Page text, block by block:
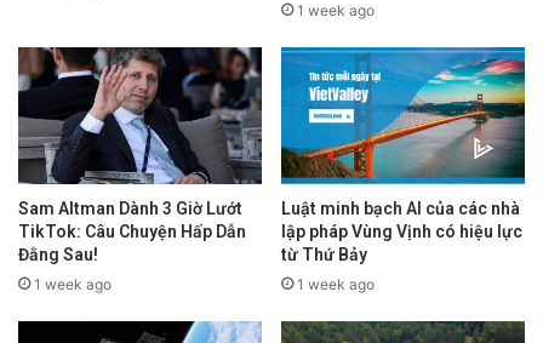
1 week ago
Sam Altman Dành 3 Giờ Lướt
TikTok: Câu Chuyện Hấp Dẫn
Đằng Sau!
1 week ago
Luật minh bạch AI của các nhà
lập pháp Vùng Vịnh có hiệu lực
từ Thứ Bảy
1 week ago